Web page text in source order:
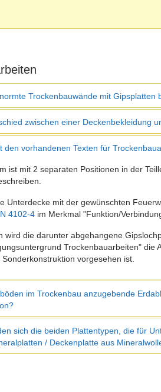
Trockenbauwände mit Gipsplatten
zwischen einer Deckenbekleidung
den vorhandenen Texten für
ist mit 2 separaten Positionen in der
Unterdecke mit der gewünschten
4102-4 im Merkmal "Funktion/
wird die darunter abgehangene
Trockenbauarbeiten"
vorgesehen ist.
im Trockenbau anzugebende
sich die beiden Plattentypen, die für
/ Deckenplatte aus